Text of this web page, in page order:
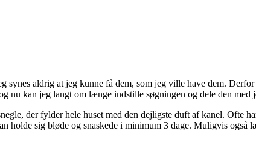
synes aldrig at jeg kunne få dem, som jeg ville have dem.
nu kan jeg langt om længe indstille søgningen og dele den med
der fylder hele huset med den dejligste duft af kanel. Ofte
holde sig bløde og snaskede i minimum 3 dage. Muligvis også